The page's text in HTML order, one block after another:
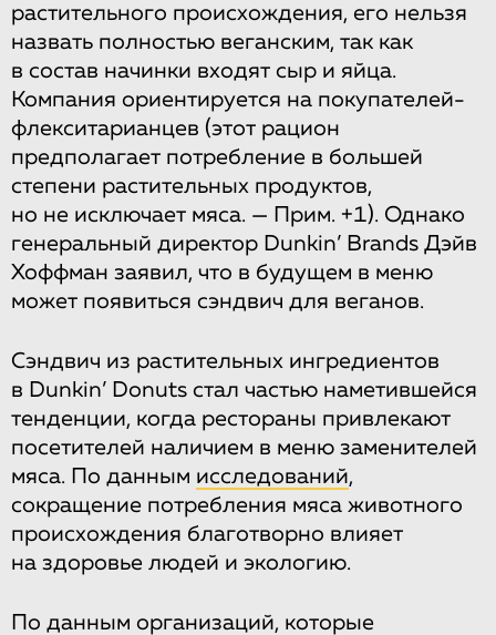
растительного происхождения, его нельзя
назвать полностью веганским, так как
в состав начинки входят сыр и яйца.
Компания ориентируется на покупателей-
флекситарианцев (этот рацион
предполагает потребление в большей
степени растительных продуктов,
но не исключает мяса. — Прим. +1). Однако
генеральный директор Dunkin’ Brands Дэйв
Хоффман заявил, что в будущем в меню
может появиться сэндвич для веганов.
Сэндвич из растительных ингредиентов
в Dunkin’ Donuts стал частью наметившейся
тенденции, когда рестораны привлекают
посетителей наличием в меню заменителей
мяса. По данным исследований,
сокращение потребления мяса животного
происхождения благотворно влияет
на здоровье людей и экологию.
По данным организаций, которые